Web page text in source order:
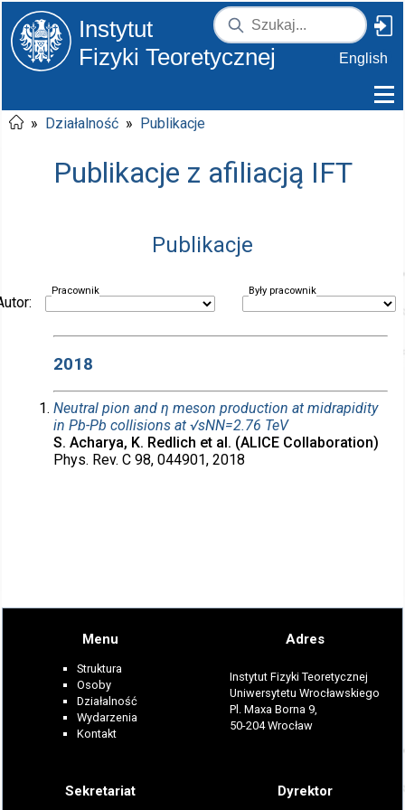
Instytut
Fizyki Teoretycznej
English
» Działalność » Publikacje
Publikacje z afiliacją IFT
Publikacje
Pracownik Były pracownik
2018
Neutral pion and η meson production at midrapidity
in Pb-Pb collisions at √sNN=2.76 TeV
S. Acharya, K. Redlich et al. (ALICE Collaboration)
Phys. Rev. C 98, 044901, 2018
Menu
Struktura
Osoby
Działalność
Wydarzenia
Kontakt
Adres
Instytut Fizyki Teoretycznej
Uniwersytetu Wrocławskiego
Pl. Maxa Borna 9,
50-204 Wrocław
Sekretariat Dyrektor